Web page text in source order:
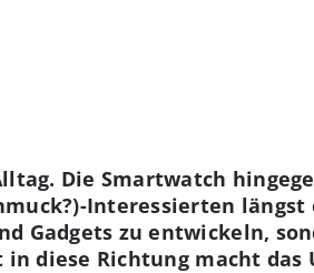
Die Smartwatch
Interessierten
Gadgets zu entwickeln,
diese Richtung macht